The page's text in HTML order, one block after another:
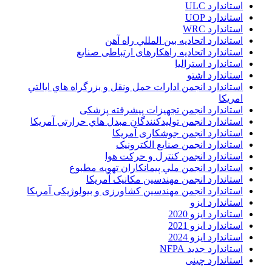
استاندارد ULC
استاندارد UOP
استاندارد WRC
استاندارد اتحاديه بين المللي راه آهن
استاندارد اتحادیه راهکارهای ارتباطی صنایع
استاندارد استرالیا
استاندارد اشتو
استاندارد انجمن ادارات حمل ونقل و بزرگراه هاي ايالتي
امريکا
استاندارد انجمن تجهیزات پیشرفته پزشکی
استاندارد انجمن توليدکنندگان مبدل هاي حرارتي آمريکا
استاندارد انجمن جوشکاری آمریکا
استاندارد انجمن صنايع الکترونيک
استاندارد انجمن کنترل و حرکت هوا
استاندارد انجمن ملي پيمانکاران تهويه مطبوع
استاندارد انجمن مهندسين مکانيک آمريکا
استاندارد انجمن مهندسین کشاورزی و بیولوژیکی آمریکا
استاندارد ایزو
استاندارد ایزو 2020
استاندارد ایزو 2021
استاندارد ایزو 2024
استاندارد جدید NFPA
استاندارد چینی